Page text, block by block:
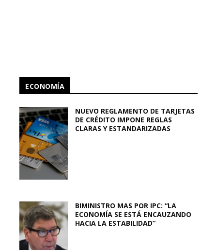
ECONOMÍA
NUEVO REGLAMENTO DE TARJETAS
DE CRÉDITO IMPONE REGLAS
CLARAS Y ESTANDARIZADAS
BIMINISTRO MAS POR IPC: “LA
ECONOMÍA SE ESTÁ ENCAUZANDO
HACIA LA ESTABILIDAD”